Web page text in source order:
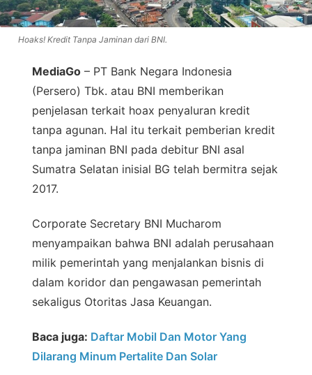
Hoaks! Kredit Tanpa Jaminan dari BNI.
MediaGo – PT Bank Negara Indonesia
(Persero) Tbk. atau BNI memberikan
penjelasan terkait hoax penyaluran kredit
tanpa agunan. Hal itu terkait pemberian kredit
tanpa jaminan BNI pada debitur BNI asal
Sumatra Selatan inisial BG telah bermitra sejak
2017.
Corporate Secretary BNI Mucharom
menyampaikan bahwa BNI adalah perusahaan
milik pemerintah yang menjalankan bisnis di
dalam koridor dan pengawasan pemerintah
sekaligus Otoritas Jasa Keuangan.
Baca juga: Daftar Mobil Dan Motor Yang
Dilarang Minum Pertalite Dan Solar